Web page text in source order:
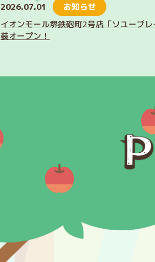
2026.07.01
お知らせ
イオンモール堺鉄砲町2号店「ソユープ
装オープン！